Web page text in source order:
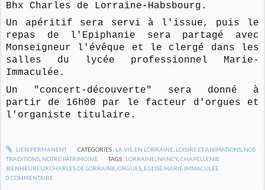
Bhx Charles de Lorraine-Habsbourg.
Un apéritif sera servi à l'issue, puis le
repas de l'Epiphanie sera partagé avec
Monseigneur l'évêque et le clergé dans les
salles du lycée professionnel Marie-
Immaculée.
Un "concert-découverte" sera donné à
partir de 16h00 par le facteur d'orgues et
l'organiste titulaire.
LIEN PERMANENT CATÉGORIES : LA VIE EN LORRAINE, LOISIRS ET ANIMATIONS, NOS
TRADITIONS NOTRE PATRIMOINE TAGS : LORRAINE NANCY,CHAPELLENIE
BIENHEUREUX CHARLES DE LORRAINE ,ORGUES ÉGLISE MARIE IMMACULÉE
0 COMMENTAIRE